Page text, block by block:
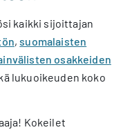
kaikki sijoittajan
,suomalaisten
osakkeiden
lukuoikeuden koko
Kokeilet